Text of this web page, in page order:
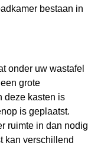
bestaan in
onder uw wastafel
grote
deze kasten is
is geplaatst.
ruimte in dan nodig
kan verschillend